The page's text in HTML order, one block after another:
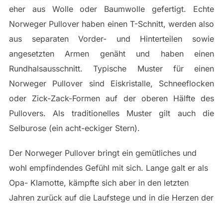
eher aus Wolle oder Baumwolle gefertigt. Echte
Norweger Pullover haben einen T-Schnitt, werden also
aus separaten Vorder- und Hinterteilen sowie
angesetzten Armen genäht und haben einen
Rundhalsausschnitt. Typische Muster für einen
Norweger Pullover sind Eiskristalle, Schneeflocken
oder Zick-Zack-Formen auf der oberen Hälfte des
Pullovers. Als traditionelles Muster gilt auch die
Selburose (ein acht-eckiger Stern).
Der Norweger Pullover bringt ein gemütliches und
wohl empfindendes Gefühl mit sich. Lange galt er als
Opa- Klamotte, kämpfte sich aber in den letzten
Jahren zurück auf die Laufstege und in die Herzen der